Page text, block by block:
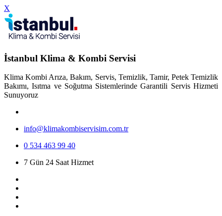
X
İstanbul Klima & Kombi Servisi
Klima Kombi Arıza, Bakım, Servis, Temizlik, Tamir, Petek Temizlik
Bakımı, Isıtma ve Soğutma Sistemlerinde Garantili Servis Hizmeti
Sunuyoruz
info@klimakombiservisim.com.tr
0 534 463 99 40
7 Gün 24 Saat Hizmet